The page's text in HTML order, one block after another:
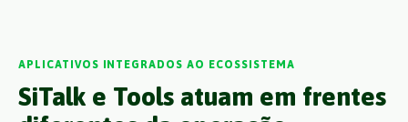
APLICATIVOS INTEGRADOS AO ECOSSISTEMA
SiTalk e Tools atuam em frentes